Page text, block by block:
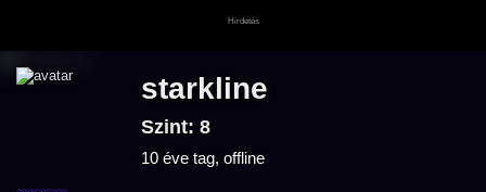
starkline
Szint: 8
10 éve tag, offline